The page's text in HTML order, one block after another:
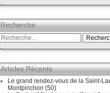
Recherche
Articles Récents
Le grand rendez-vous de la Saint-
Montpinchon (50)